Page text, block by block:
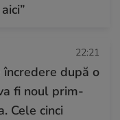
22:21
după o
fi noul prim-
Cele cinci